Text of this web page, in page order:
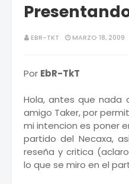
EBR-TKT MARZO 18, 2009
Por EbR-TkT
Hola, antes que nada
amigo Taker, por
mi intencion es poner
partido del Necaxa,
reseña y critica
lo que se miro en el